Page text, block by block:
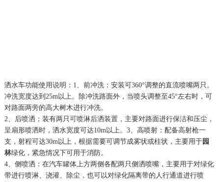
洒水车功能使用说明：1、前冲洗：安装可360°调整的直流喷嘴两只。
冲洗宽度达到25m以上。除冲洗路面外，当喷头调整至45°左右时，可
对路面两旁的高大树木进行冲洗。
2、后喷洒；装有两只可喷淋后洒装置，主要对路面进行保洁和压尘，
呈扇形喷洒时，洒水宽度可达10m以上。3、高喷射：配备高射枪一
支，射程可达30m以上，根据需要可调节成雾状或柱状，主要用于园
林绿化，紧急情况下可用于消防。
4、侧喷洒：在汽车罐体上方两侧各配两只侧洒喷嘴，主要用于对绿化
带进行喷淋、浇灌、除尘，也可以对绿化隔离带的人行通道进行喷